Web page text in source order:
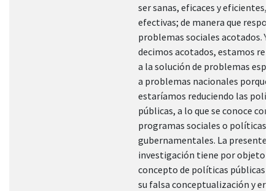
ser sanas, eficaces y eficientes,
efectivas; de manera que
problemas sociales acotados. Y
decimos acotados, estamos
a la solución de problemas
a problemas nacionales porque
estaríamos reduciendo las
públicas, a lo que se conoce
programas sociales o políticas
gubernamentales. La presente
investigación tiene por objeto
concepto de políticas públicas
su falsa conceptualización y